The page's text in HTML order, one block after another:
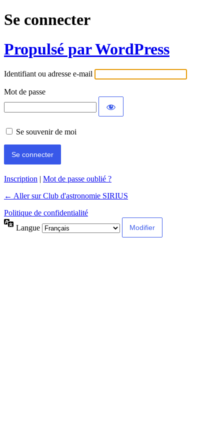
Se connecter
Propulsé par WordPress
Identifiant ou adresse e-mail
Mot de passe
Se souvenir de moi
Inscription | Mot de passe oublié ?
← Aller sur Club d'astronomie SIRIUS
Politique de confidentialité
Langue